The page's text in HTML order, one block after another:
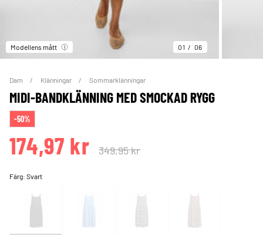
Modellens mått 01 06
Dam Klänningar Sommarklänningar
MIDI-BANDKLÄNNING MED SMOCKAD RYGG
-50%
174,97 kr 349,95 kr
Färg:Svart